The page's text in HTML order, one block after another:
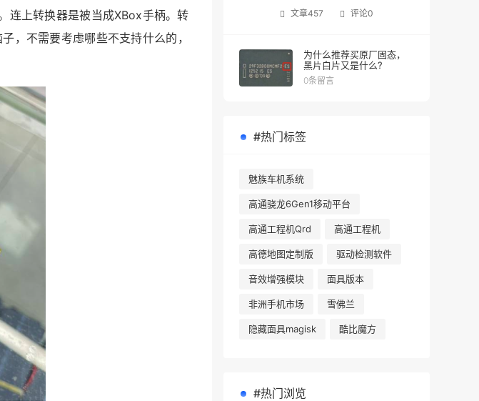
连上转换器是被当成XBox手柄。转
，不需要考虑哪些不支持什么的，
文章457 评论0
为什么推荐买原厂固态，
黑片白片又是什么?
0条留言
#热门标签
魅族车机系统
高通骁龙6Gen1移动平台
高通工程机Qrd 高通工程机
高德地图定制版 驱动检测软件
音效增强模块 面具版本
非洲手机市场 雪佛兰
隐藏面具magisk 酷比魔方
#热门浏览